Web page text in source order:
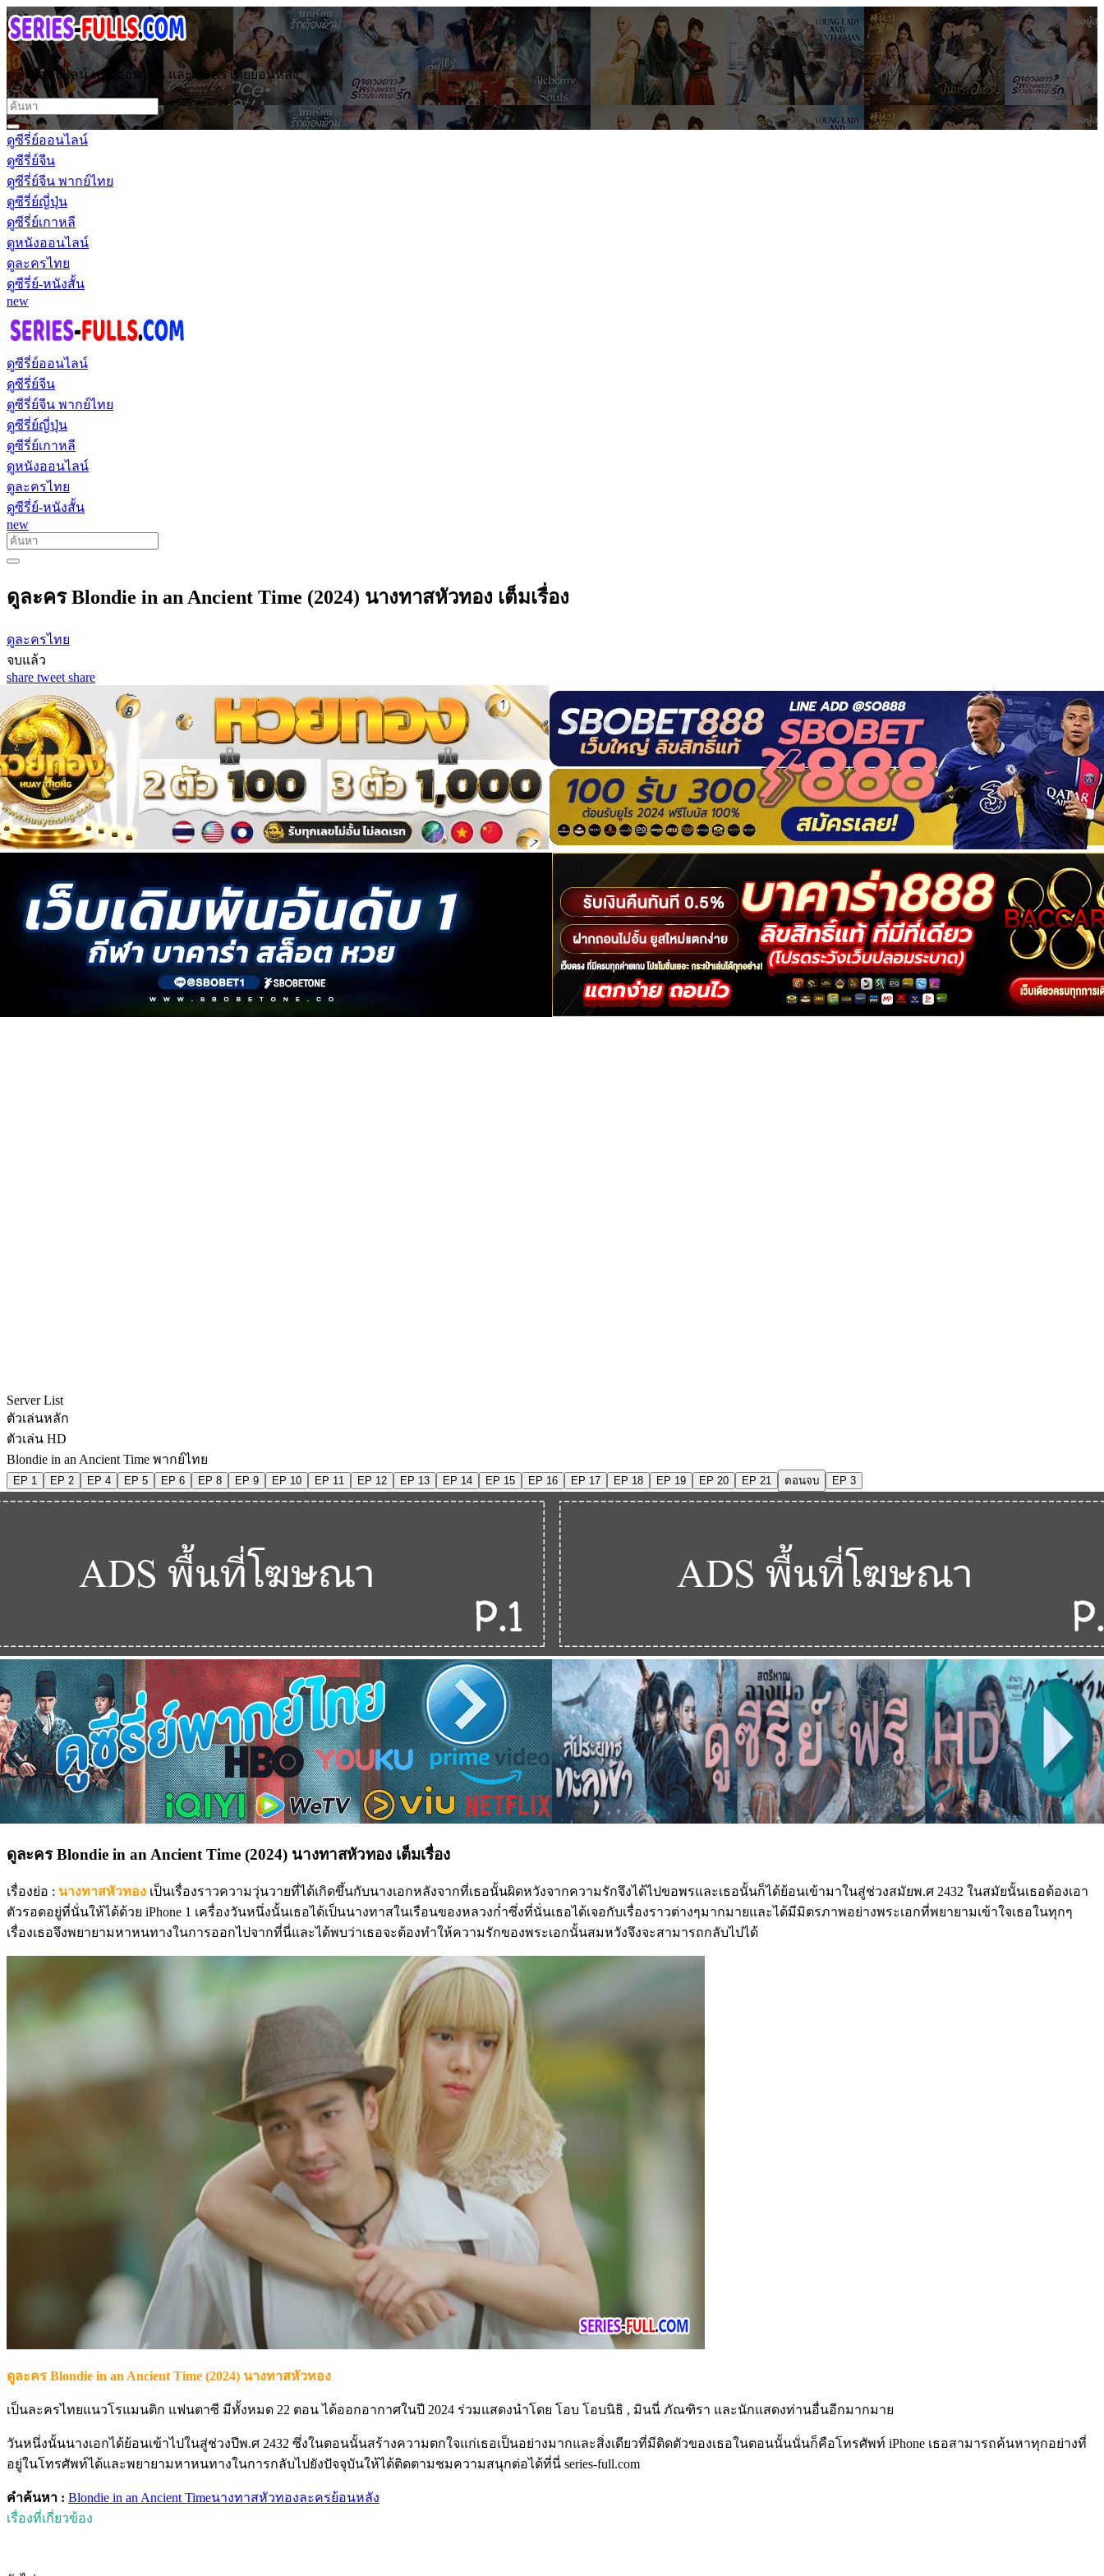
ดูซีรี่ย์ออนไลน์ หนังออนไลน์ และ ละครไทยย้อนหลัง
ดูซีรี่ย์ออนไลน์
ดูซีรี่ย์จีน
ดูซีรี่ย์จีน พากย์ไทย
ดูซีรี่ย์ญี่ปุ่น
ดูซีรี่ย์เกาหลี
ดูหนังออนไลน์
ดูละครไทย
ดูซีรี่ย์-หนังสั้น
new
ดูซีรี่ย์ออนไลน์
ดูซีรี่ย์จีน
ดูซีรี่ย์จีน พากย์ไทย
ดูซีรี่ย์ญี่ปุ่น
ดูซีรี่ย์เกาหลี
ดูหนังออนไลน์
ดูละครไทย
ดูซีรี่ย์-หนังสั้น
new
ดูละคร Blondie in an Ancient Time (2024) นางทาสหัวทอง เต็มเรื่อง
ดูละครไทย
จบแล้ว
share tweet share
Server List
ตัวเล่นหลัก
ตัวเล่น HD
Blondie in an Ancient Time พากย์ไทย
EP 1 EP 2 EP 4 EP 5 EP 6 EP 8 EP 9 EP 10 EP 11 EP 12 EP 13 EP 14 EP 15 EP 16 EP 17 EP 18 EP 19 EP 20 EP 21 ตอนจบ EP 3
ดูละคร Blondie in an Ancient Time (2024) นางทาสหัวทอง เต็มเรื่อง
เรื่องย่อ : นางทาสหัวทอง เป็นเรื่องราวความวุ่นวายที่ได้เกิดขึ้นกับนางเอกหลังจากที่เธอนั้นผิดหวังจากความรักจึงได้ไปขอพรและเธอนั้นก็ได้ย้อนเข้ามาในสู่ช่วงสมัยพ.ศ 2432 ในสมัยนั้นเธอต้องเอา
ตัวรอดอยู่ที่นั่นให้ได้ด้วย iPhone 1 เครื่องวันหนึ่งนั้นเธอได้เป็นนางทาสในเรือนของหลวงก่ำซึ่งที่นั่นเธอได้เจอกับเรื่องราวต่างๆมากมายและได้มีมิตรภาพอย่างพระเอกที่พยายามเข้าใจเธอในทุกๆ
เรื่องเธอจึงพยายามหาหนทางในการออกไปจากที่นี่และได้พบว่าเธอจะต้องทำให้ความรักของพระเอกนั้นสมหวังจึงจะสามารถกลับไปได้
ดูละคร Blondie in an Ancient Time (2024) นางทาสหัวทอง
เป็นละครไทยแนวโรแมนติก แฟนตาซี มีทั้งหมด 22 ตอน ได้ออกอากาศในปี 2024 ร่วมแสดงนำโดย โอบ โอบนิธิ , มินนี่ ภัณฑิรา และนักแสดงท่านอื่นอีกมากมาย
วันหนึ่งนั้นนางเอกได้ย้อนเข้าไปในสู่ช่วงปีพ.ศ 2432 ซึ่งในตอนนั้นสร้างความตกใจแก่เธอเป็นอย่างมากและสิ่งเดียวที่มีติดตัวของเธอในตอนนั้นนั่นก็คือโทรศัพท์ iPhone เธอสามารถค้นหาทุกอย่างที่
อยู่ในโทรศัพท์ได้และพยายามหาหนทางในการกลับไปยังปัจจุบันให้ได้ติดตามชมความสนุกต่อได้ที่นี่ series-full.com
คำค้นหา : Blondie in an Ancient Timeนางทาสหัวทองละครย้อนหลัง
เรื่องที่เกี่ยวข้อง